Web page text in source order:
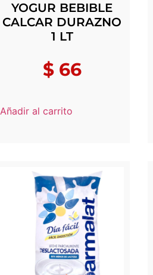
YOGUR BEBIBLE
CALCAR DURAZNO
1 LT
$66
Añadir al carrito